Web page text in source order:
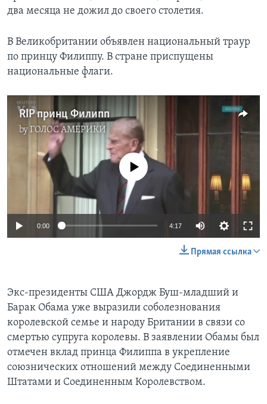
два месяца не дожил до своего столетия.
В Великобритании объявлен национальный траур
по принцу Филиппу. В стране приспущены
национальные флаги.
RIP принц Филипп
byГОЛОС АМЕРИКИ
No media source currently available
0:00 4:17
Прямая ссылка
Экс-президенты США Джордж Буш-младший и
Барак Обама уже выразили соболезнования
королевской семье и народу Британии в связи со
смертью супруга королевы. В заявлении Обамы был
отмечен вклад принца Филиппа в укрепление
союзнических отношений между Соединенными
Штатами и Соединенным Королевством.